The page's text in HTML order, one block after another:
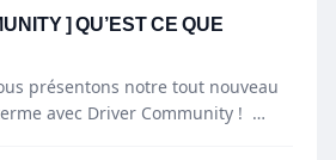
] QU’EST CE QUE
présentons notre tout nouveau
avec Driver Community !